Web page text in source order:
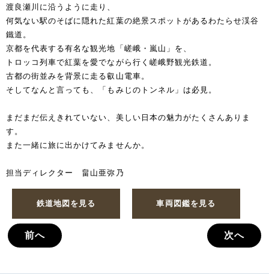
渡良瀬川に沿うように走り、
何気ない駅のそばに隠れた紅葉の絶景スポットがあるわたらせ渓谷
鐵道。
京都を代表する有名な観光地「嵯峨・嵐山」を、
トロッコ列車で紅葉を愛でながら行く嵯峨野観光鉄道。
古都の街並みを背景に走る叡山電車。
そしてなんと言っても、「もみじのトンネル」は必見。
まだまだ伝えきれていない、美しい日本の魅力がたくさんありま
す。
また一緒に旅に出かけてみませんか。
担当ディレクター 畠山亜弥乃
鉄道地図を見る 車両図鑑を見る
前へ 次へ